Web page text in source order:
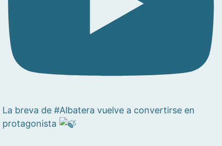
La breva de #Albatera vuelve a convertirse en
protagonista